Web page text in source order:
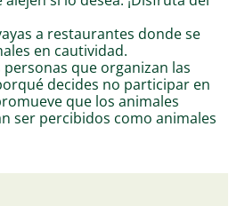
a restaurantes donde se
en cautividad.
personas que organizan las
decides no participar en
que los animales
ser percibidos como animales